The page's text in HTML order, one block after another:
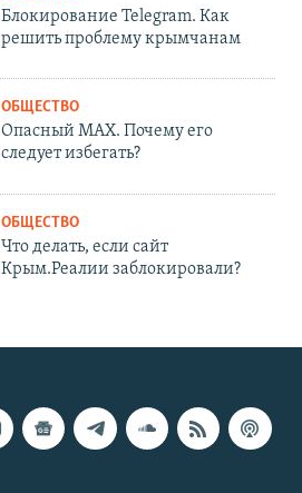
Блокирование Telegram. Как
решить проблему крымчанам
ОБЩЕСТВО
Опасный MAX. Почему его
следует избегать?
ОБЩЕСТВО
Что делать, если сайт
Крым.Реалии заблокировали?